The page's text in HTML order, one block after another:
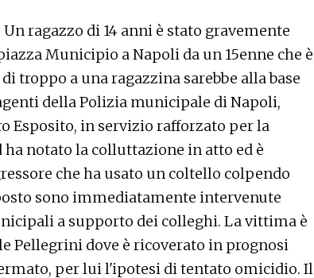
Un ragazzo di 14 anni è stato gravemente
Municipio a Napoli da un 15enne che è
troppo a una ragazzina sarebbe alla base
della Polizia municipale di Napoli,
Esposito, in servizio rafforzato per la
ha notato la colluttazione in atto ed è
che ha usato un coltello colpendo
sono immediatamente intervenute
a supporto dei colleghi. La vittima è
Pellegrini dove è ricoverato in prognosi
per lui l'ipotesi di tentato omicidio. Il